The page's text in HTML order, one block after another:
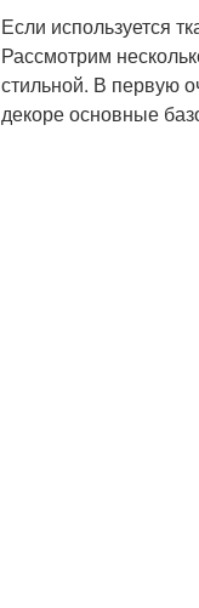
Если используется
Рассмотрим
стильной. В первую
декоре основные